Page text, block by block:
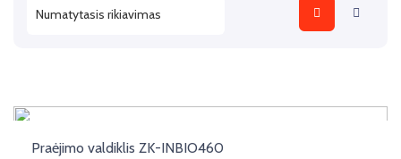
Praėjimo valdiklis ZK-INBIO460